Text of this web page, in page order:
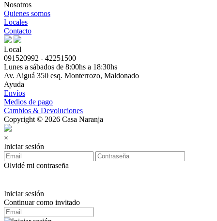
Nosotros
Quienes somos
Locales
Contacto
Local
091520992 - 42251500
Lunes a sábados de 8:00hs a 18:30hs
Av. Aiguá 350 esq. Monterrozo, Maldonado
Ayuda
Envíos
Medios de pago
Cambios & Devoluciones
Copyright © 2026 Casa Naranja
×
Iniciar sesión
Olvidé mi contraseña
Iniciar sesión
Continuar como invitado